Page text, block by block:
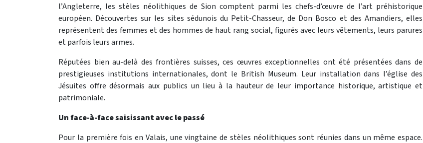
l’Angleterre, les stèles néolithiques de Sion comptent parmi les chefs-d’œuvre de l’art préhistorique
européen. Découvertes sur les sites sédunois du Petit-Chasseur, de Don Bosco et des Amandiers, elles
représentent des femmes et des hommes de haut rang social, figurés avec leurs vêtements, leurs parures
et parfois leurs armes.
Réputées bien au-delà des frontières suisses, ces œuvres exceptionnelles ont été présentées dans de
prestigieuses institutions internationales, dont le British Museum. Leur installation dans l’église des
Jésuites offre désormais aux publics un lieu à la hauteur de leur importance historique, artistique et
patrimoniale.
Un face-à-face saisissant avec le passé
Pour la première fois en Valais, une vingtaine de stèles néolithiques sont réunies dans un même espace.